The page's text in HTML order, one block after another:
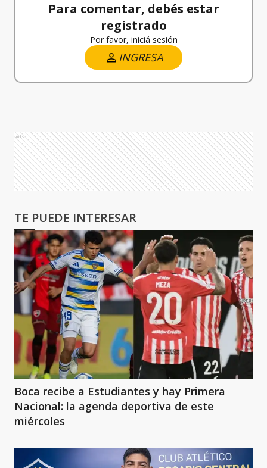
Para comentar, debés estar
registrado
Por favor, iniciá sesión
INGRESA
Ads
TE PUEDE INTERESAR
Boca recibe a Estudiantes y hay Primera
Nacional: la agenda deportiva de este
miércoles